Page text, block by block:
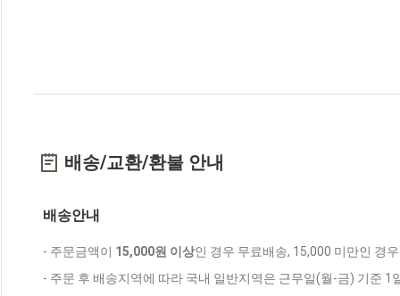
배송/교환/환불 안내
배송안내
- 주문금액이 15,000원 이상인 경우 무료배송, 15,000 미만인 경
- 주문 후 배송지역에 따라 국내 일반지역은 근무일(월-금) 기준